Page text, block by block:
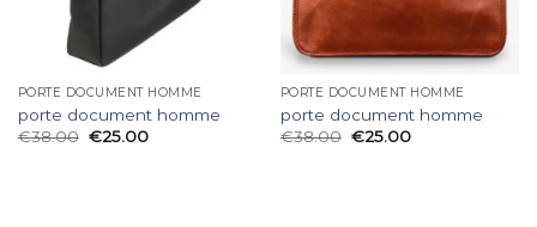
PORTE DOCUMENT HOMME
porte document homme
€38.00 €25.00
PORTE DOCUMENT HOMME
porte document homme
€38.00 €25.00